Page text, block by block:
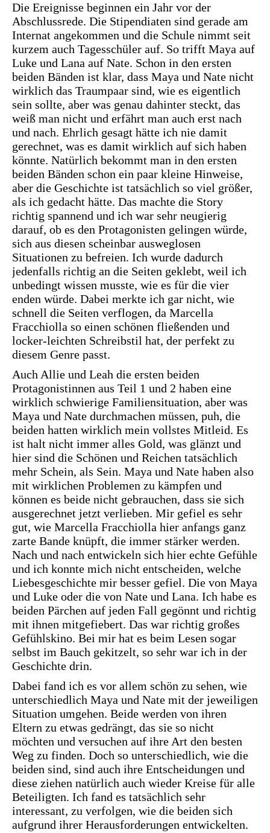
Die Ereignisse beginnen ein Jahr vor der
Abschlussrede. Die Stipendiaten sind gerade am
Internat angekommen und die Schule nimmt seit
kurzem auch Tagesschüler auf. So trifft Maya auf
Luke und Lana auf Nate. Schon in den ersten
beiden Bänden ist klar, dass Maya und Nate nicht
wirklich das Traumpaar sind, wie es eigentlich
sein sollte, aber was genau dahinter steckt, das
weiß man nicht und erfährt man auch erst nach
und nach. Ehrlich gesagt hätte ich nie damit
gerechnet, was es damit wirklich auf sich haben
könnte. Natürlich bekommt man in den ersten
beiden Bänden schon ein paar kleine Hinweise,
aber die Geschichte ist tatsächlich so viel größer,
als ich gedacht hätte. Das machte die Story
richtig spannend und ich war sehr neugierig
darauf, ob es den Protagonisten gelingen würde,
sich aus diesen scheinbar ausweglosen
Situationen zu befreien. Ich wurde dadurch
jedenfalls richtig an die Seiten geklebt, weil ich
unbedingt wissen musste, wie es für die vier
enden würde. Dabei merkte ich gar nicht, wie
schnell die Seiten verflogen, da Marcella
Fracchiolla so einen schönen fließenden und
locker-leichten Schreibstil hat, der perfekt zu
diesem Genre passt.
Auch Allie und Leah die ersten beiden
Protagonistinnen aus Teil 1 und 2 haben eine
wirklich schwierige Familiensituation, aber was
Maya und Nate durchmachen müssen, puh, die
beiden hatten wirklich mein vollstes Mitleid. Es
ist halt nicht immer alles Gold, was glänzt und
hier sind die Schönen und Reichen tatsächlich
mehr Schein, als Sein. Maya und Nate haben also
mit wirklichen Problemen zu kämpfen und
können es beide nicht gebrauchen, dass sie sich
ausgerechnet jetzt verlieben. Mir gefiel es sehr
gut, wie Marcella Fracchiolla hier anfangs ganz
zarte Bande knüpft, die immer stärker werden.
Nach und nach entwickeln sich hier echte Gefühle
und ich konnte mich nicht entscheiden, welche
Liebesgeschichte mir besser gefiel. Die von Maya
und Luke oder die von Nate und Lana. Ich habe es
beiden Pärchen auf jeden Fall gegönnt und richtig
mit ihnen mitgefiebert. Das war richtig großes
Gefühlskino. Bei mir hat es beim Lesen sogar
selbst im Bauch gekitzelt, so sehr war ich in der
Geschichte drin.
Dabei fand ich es vor allem schön zu sehen, wie
unterschiedlich Maya und Nate mit der jeweiligen
Situation umgehen. Beide werden von ihren
Eltern zu etwas gedrängt, das sie so nicht
möchten und versuchen auf ihre Art den besten
Weg zu finden. Doch so unterschiedlich, wie die
beiden sind, sind auch ihre Entscheidungen und
diese ziehen natürlich auch wieder Kreise für alle
Beteiligten. Ich fand es tatsächlich sehr
interessant, zu verfolgen, wie die beiden sich
aufgrund ihrer Herausforderungen entwickelten.